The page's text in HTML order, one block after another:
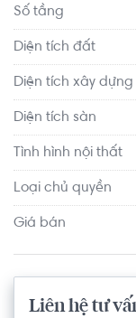
ngày của gia đình.
Số tầng
Diện tích đất
Diện tích xây dựng
Diện tích sàn
Tình hình nội thất
Loại chủ quyền
Giá bán
Liên hệ tư